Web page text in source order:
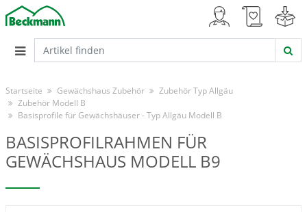
Startseite Gewächshaus Zubehör
Zubehör Typ Allgäu
Zubehör Modell B
Basisprofile für Gewächshäuser - Typ Allgäu Modell B
BASISPROFILRAHMEN FÜR
GEWÄCHSHAUS MODELL B9